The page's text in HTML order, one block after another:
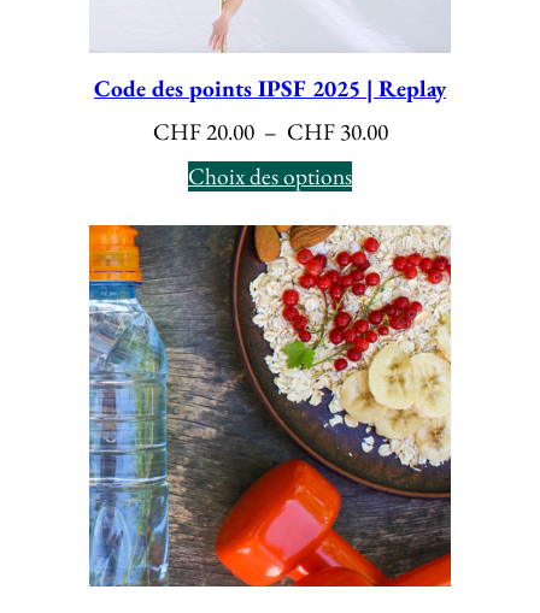
Code des points IPSF 2025 | Replay
CHF20.00 – CHF30.00Plage
CHF 20.00
à
CHF 30.00
Choix des options